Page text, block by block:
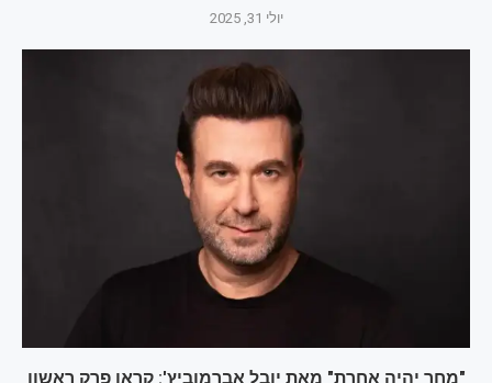
יולי 31, 2025
"מחר יהיה אחרת" מאת יובל אברמוביץ': קראו פרק ראשון